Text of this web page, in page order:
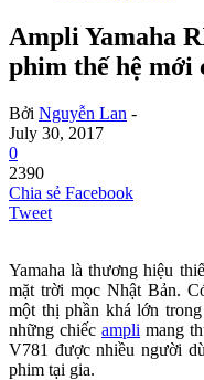
Ampli Yamaha
phim thế hệ mới
Bởi Nguyễn Lan -
July 30, 2017
0
2390
Chia sẻ Facebook
Tweet
Yamaha là thương hiệu
mặt trời mọc Nhật Bản.
một thị phần khá lớn
những chiếc ampli mang
V781 được nhiều người
phim tại gia.